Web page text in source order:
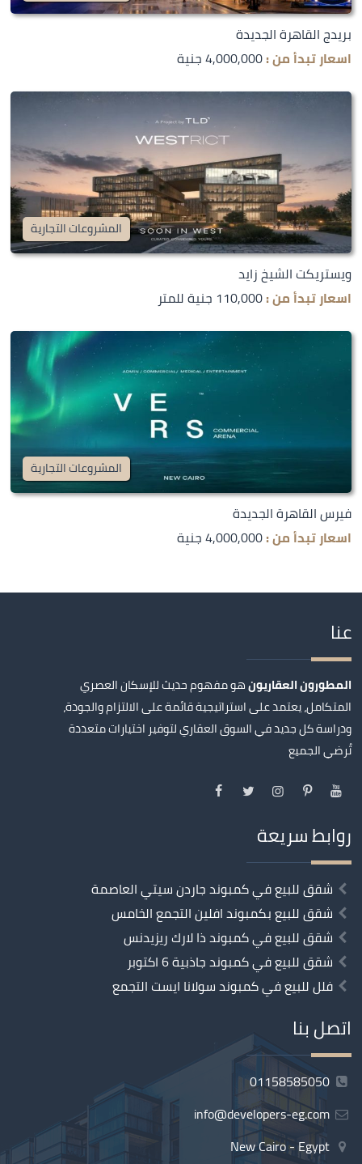
بريدج القاهرة الجديدة
اسعار تبدأ من :4,000,000 جنية
المشروعات التجارية
ويستريكت الشيخ زايد
اسعار تبدأ من :110,000 جنية للمتر
المشروعات التجارية
فيرس القاهرة الجديدة
اسعار تبدأ من :4,000,000 جنية
عنا
المطورون العقاريونهو مفهوم حديث للإسكان العصري
المتكامل، يعتمد على استراتيجية قائمة على الالتزام والجودة،
ودراسة كل جديد في السوق العقاري لتوفير اختيارات متعددة
تُرضي الجميع
روابط سريعة
شقق للبيع في كمبوند جاردن سيتي العاصمة
شقق للبيع بكمبوند افلين التجمع الخامس
شقق للبيع في كمبوند ذا لارك ريزيدنس
شقق للبيع في كمبوند جاذبية 6 اكتوبر
فلل للبيع في كمبوند سولانا ايست التجمع
اتصل بنا